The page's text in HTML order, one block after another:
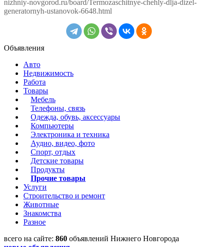
nizhniy-novgorod.ru/board/Termozaschitnye-chehly-dlja-dizel-
generatornyh-ustanovok-6648.html
Объявления
Авто
Недвижимость
Работа
Товары
Мебель
Телефоны, связь
Одежда, обувь, аксессуары
Компьютеры
Электроника и техника
Аудио, видео, фото
Спорт, отдых
Детские товары
Продукты
Прочие товары
Услуги
Строительство и ремонт
Животные
Знакомства
Разное
всего на сайте: 860 объявлений Нижнего Новгорода